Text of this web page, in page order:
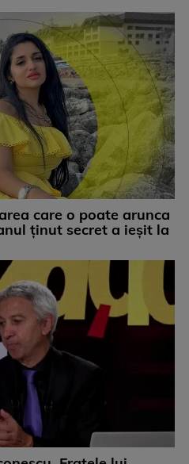
care o poate arunca
ținut secret a ieșit la